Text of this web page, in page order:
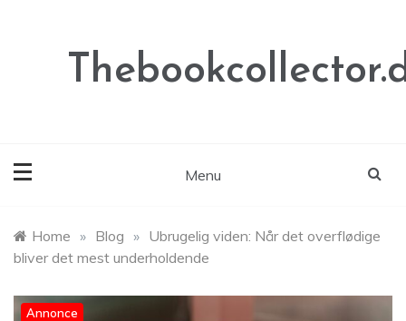
Menu
Home » Blog » Ubrugelig viden: Når det overflødige
bliver det mest underholdende
Annonce